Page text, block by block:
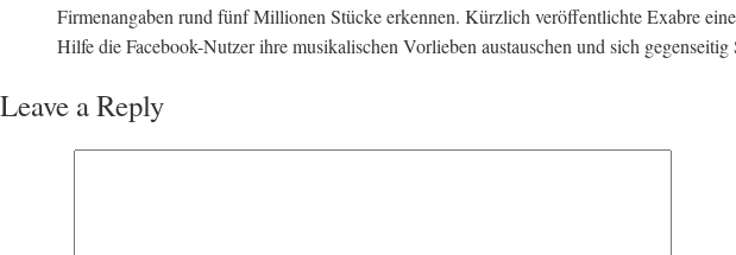
Firmenangaben rund fünf Millionen Stücke erkennen. Kürzlich veröffentlichte Exabre
Hilfe die Facebook-Nutzer ihre musikalischen Vorlieben austauschen und sich
Leave a Reply